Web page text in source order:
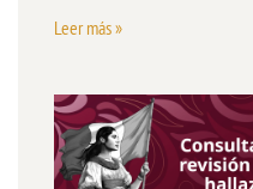
Leer más »